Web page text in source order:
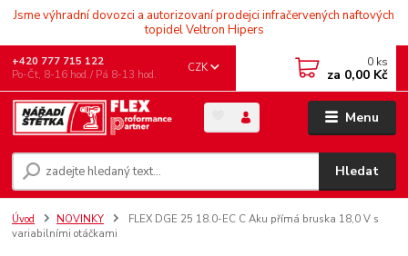
Jsme výhradní dovozci a autorizovaní prodejci infračervených naftových
topidel Veltron Hipers
Menu
CZK
Hledat
+420 777 715 122
Po-Čt, 8-16 hod./ Pá 8-13 hod.
0 ks
za 0,00 Kč
Úvod NOVINKY
FLEX DGE 25 18.0-EC C Aku přímá bruska 18,0 V s
variabilními otáčkami